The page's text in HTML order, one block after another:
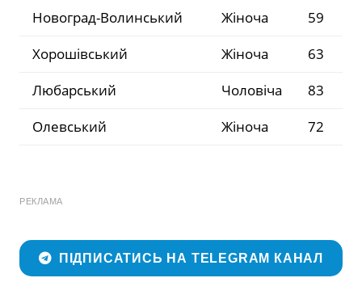
Новоград-Волинський Жіноча
59
Хорошівський
Жіноча
63
Любарський
Чоловіча
83
Олевський
Жіноча 72
РЕКЛАМА
ПІДПИСАТИСЬ НА TELEGRAM КАНАЛ